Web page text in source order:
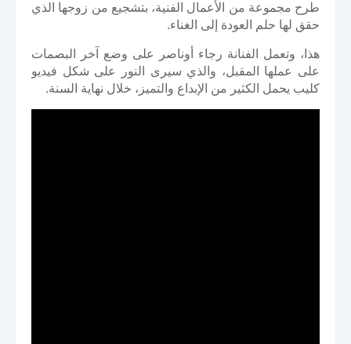
طرح مجموعة من الأعمال الفنية، بتشجيع من زوجها الذي
حقق لها حلم العودة إلى الغناء.
هذا، وتعمل الفنانة رجاء أوناصر على وضع آخر البصمات
على عملها المقبل، والذي سيرى النور على شكل فيديو
كليب يحمل الكثير من الإبداع والتميز، خلال نهاية السنة.